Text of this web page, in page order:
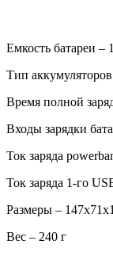
Емкость батареи –
Тип
Время полной
Входы зарядки
Ток заряда
Ток заряда 1-го
Размеры –
Вес – 240 г